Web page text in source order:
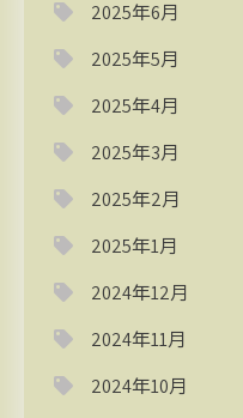
2025年6月
2025年5月
2025年4月
2025年3月
2025年2月
2025年1月
2024年12月
2024年11月
2024年10月